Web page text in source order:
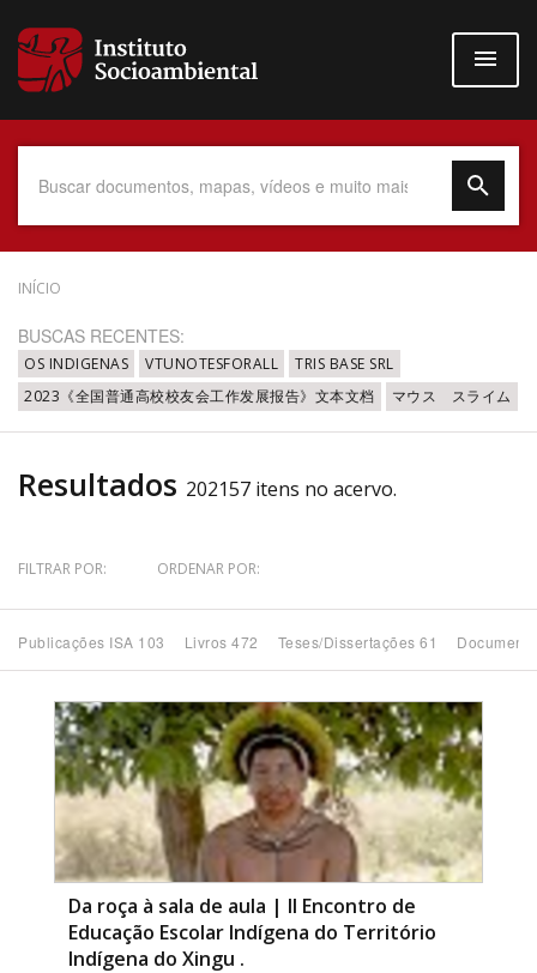
para
conteúdo
Data do Documento
Até
Tema
Subtema
Área de Levantamento
Área Protegida
BUSCAR
INÍCIO
BUSCAS RECENTES:
OS INDIGENAS VTUNOTESFORALL
TRIS BASE SRL
2023《全国普通高校校友会工作发展报告》文本文档
マウス スライム
Resultados 202157 itens no acervo.
FILTRAR POR: ORDENAR POR:
Publicações ISA 103 Livros 472 Teses/Dissertações 61
Da roça à sala de aula | II Encontro de
Educação Escolar Indígena do Território
Indígena do Xingu .